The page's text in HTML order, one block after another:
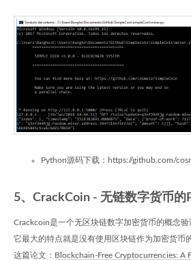
Python源码下载：https://github.com/
5、CrackCoin - 无链数字货币的
Crackcoin是一个无区块链数字加密货币的概念验
它最大的特点就是没有使用区块链作为加密货币
这篇论文： Blockchain-Free Cryptocurrencies: A